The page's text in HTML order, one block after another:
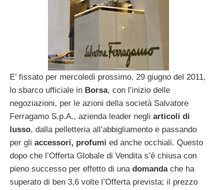
E’ fissato per mercoledì prossimo, 29 giugno del 2011,
lo sbarco ufficiale in Borsa, con l’inizio delle
negoziazioni, per le azioni della società Salvatore
Ferragamo S.p.A., azienda leader negli articoli di
lusso, dalla pelletteria all’abbigliamento e passando
per gli accessori, profumi ed anche occhiali. Questo
dopo che l’Offerta Globale di Vendita s’è chiusa con
pieno successo per effetto di una domanda che ha
superato di ben 3,6 volte l’Offerta prevista; il prezzo